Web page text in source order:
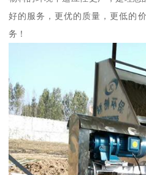
好的服务，更优的质量，更低的
务！